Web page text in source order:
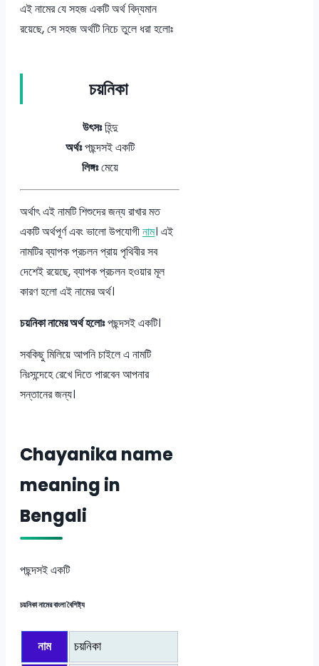
এই নামের যে সহজ একটি অর্থ বিদ্যমান
রয়েছে, সে সহজ অর্থটি নিচে তুলে ধরা হলোঃ
চয়নিকা
উৎসঃহিন্দু
অর্থঃপছন্দসই একটি
লিঙ্গঃমেয়ে
অর্থাৎ এই নামটি শিশুদের জন্য রাখার মত
একটি অর্থপূর্ণ এবং ভালো উপযোগীনাম। এই
নামটির ব্যাপক প্রচলন প্রায় পৃথিবীর সব
দেশেই রয়েছে, ব্যাপক প্রচলন হওয়ার মূল
কারণ হলো এই নামের অর্থ।
চয়নিকা নামের অর্থ হলোঃপছন্দসই একটি।
সবকিছু মিলিয়ে আপনি চাইলে এ নামটি
নিঃসন্দেহে রেখে দিতে পারবেন আপনার
সন্তানের জন্য।
Chayanika name
meaning in
Bengali
পছন্দসই একটি
চয়নিকা নামের বাংলা বৈশিষ্ট্য
নাম চয়নিকা